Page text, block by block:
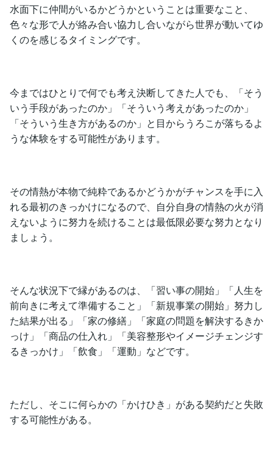
水面下に仲間がいるかどうかということは重要なこと、
色々な形で人が絡み合い協力し合いながら世界が動いてゆ
くのを感じるタイミングです。
今まではひとりで何でも考え決断してきた人でも、「そう
いう手段があったのか」「そういう考えがあったのか」
「そういう生き方があるのか」と目からうろこが落ちるよ
うな体験をする可能性があります。
その情熱が本物で純粋であるかどうかがチャンスを手に入
れる最初のきっかけになるので、自分自身の情熱の火が消
えないように努力を続けることは最低限必要な努力となり
ましょう。
そんな状況下で縁があるのは、「習い事の開始」「人生を
前向きに考えて準備すること」「新規事業の開始」努力し
た結果が出る」「家の修繕」「家庭の問題を解決するきか
っけ」「商品の仕入れ」「美容整形やイメージチェンジす
るきっかけ」「飲食」「運動」などです。
ただし、そこに何らかの「かけひき」がある契約だと失敗
する可能性がある。